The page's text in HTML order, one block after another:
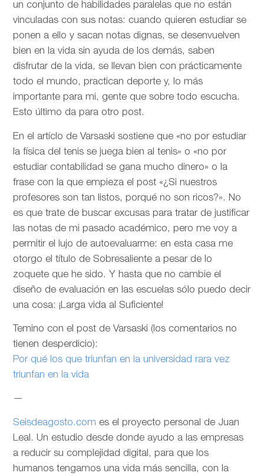
un conjunto de habilidades paralelas que no están
vinculadas con sus notas: cuando quieren estudiar se
ponen a ello y sacan notas dignas, se desenvuelven
bien en la vida sin ayuda de los demás, saben
disfrutar de la vida, se llevan bien con prácticamente
todo el mundo, practican deporte y, lo más
importante para mi, gente que sobre todo escucha.
Esto último da para otro post.
En el artíclo deVarsaski sostiene que «no por estudiar
la física del tenis se juega bien al tenis» o «no por
estudiar contabilidad se gana mucho dinero» o la
frase con la que empieza el post «¿Si nuestros
profesores son tan listos, porqué no son ricos?». No
es que trate de buscar excusas para tratar de justificar
las notas de mi pasado académico, pero me voy a
permitir el lujo de autoevaluarme: en esta casa me
otorgo el título de Sobresaliente a pesar de lo
zoquete que he sido. Y hasta que no cambie el
diseño de evaluación en las escuelas sólo puedo decir
una cosa: ¡Larga vida al Suficiente!
Temino con el post de Varsaski (los comentarios no
tienen desperdicio):
Por qué los que triunfan en la universidad rara vez
triunfan en la vida
—
Seisdeagosto.com es el proyecto personal de Juan
Leal. Un estudio desde donde ayudo a las empresas
a reducir su complejidad digital, para que los
humanos tengamos una vida más sencilla, con la